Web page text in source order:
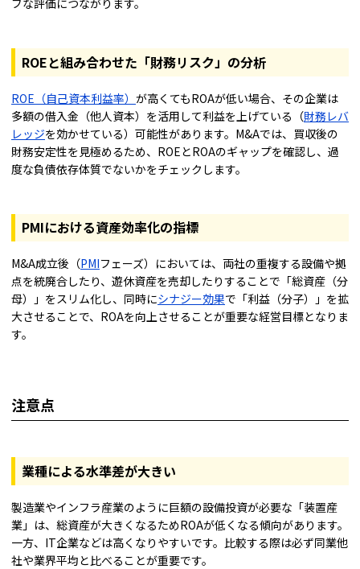
ROEと組み合わせた「財務リスク」の分析
ROE（自己資本利益率） が高くてもROAが低い場合、その企業は
多額の借入金（他人資本）を活用して利益を上げている（財務レバ
レッジを効かせている）可能性があります。M&Aでは、買収後の
財務安定性を見極めるため、ROEとROAのギャップを確認し、過
度な負債依存体質でないかをチェックします。
PMIにおける資産効率化の指標
M&A成立後（PMIフェーズ）においては、両社の重複する設備や拠
点を統廃合したり、遊休資産を売却したりすることで「総資産（分
母）」をスリム化し、同時にシナジー効果で「利益（分子）」を拡
大させることで、ROAを向上させることが重要な経営目標となりま
す。
注意点
業種による水準差が大きい
製造業やインフラ産業のように巨額の設備投資が必要な「装置産
業」は、総資産が大きくなるためROAが低くなる傾向があります。
一方、IT企業などは高くなりやすいです。比較する際は必ず同業他
社や業界平均と比べることが重要です。